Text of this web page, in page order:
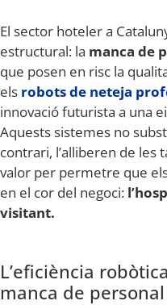
El sector hoteler a
estructural: la manca de
que posen en risc la
els robots de neteja
innovació futurista a una
Aquests sistemes no
contrari, l’alliberen de les
valor per permetre que
en el cor del negoci:
visitant.
L’eficiència
manca de personal